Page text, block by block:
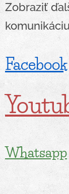
Zobraziť
Facebook
Whatsapp